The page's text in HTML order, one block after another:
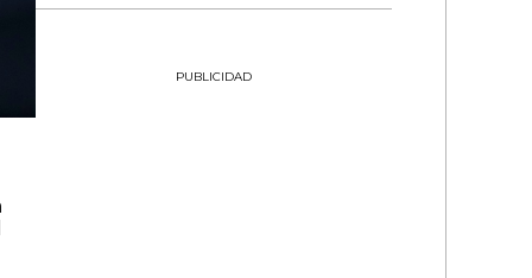
PUBLICIDAD